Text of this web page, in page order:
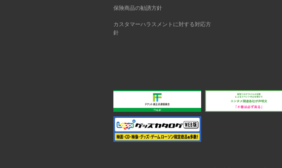
保険商品の勧誘方針
カスタマーハラスメントに対する対応方
針